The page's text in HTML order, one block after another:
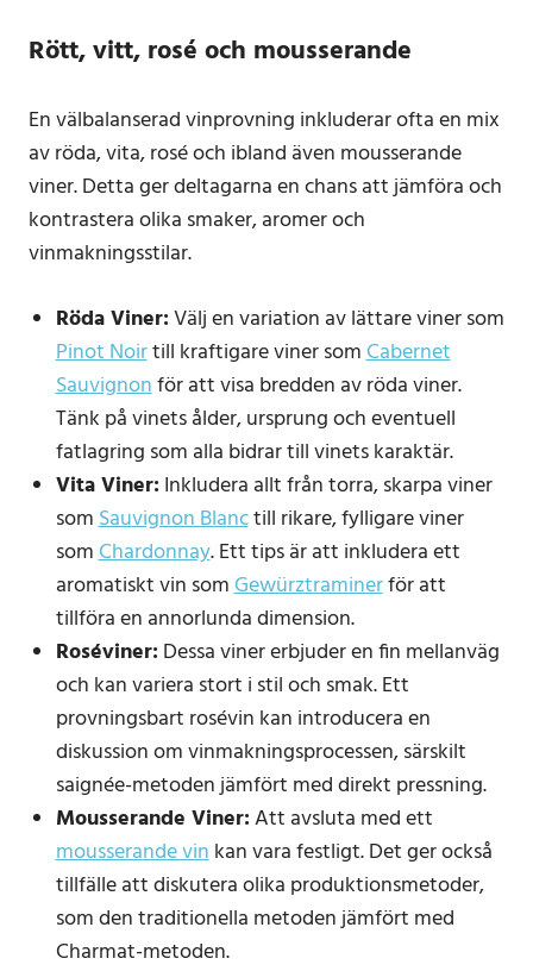
Rött, vitt, rosé och mousserande
En välbalanserad vinprovning inkluderar ofta en mix
av röda, vita, rosé och ibland även mousserande
viner. Detta ger deltagarna en chans att jämföra och
kontrastera olika smaker, aromer och
vinmakningsstilar.
Röda Viner:Välj en variation av lättare viner som
Pinot Noirtill kraftigare viner somCabernet
Sauvignonför att visa bredden av röda viner.
Tänk på vinets ålder, ursprung och eventuell
fatlagring som alla bidrar till vinets karaktär.
Vita Viner:Inkludera allt från torra, skarpa viner
somSauvignon Blanctill rikare, fylligare viner
somChardonnay. Ett tips är att inkludera ett
aromatiskt vin somGewürztraminerför att
tillföra en annorlunda dimension.
Roséviner:Dessa viner erbjuder en fin mellanväg
och kan variera stort i stil och smak. Ett
provningsbart rosévin kan introducera en
diskussion om vinmakningsprocessen, särskilt
saignée-metoden jämfört med direkt pressning.
Mousserande Viner:Att avsluta med ett
mousserande vinkan vara festligt. Det ger också
tillfälle att diskutera olika produktionsmetoder,
som den traditionella metoden jämfört med
Charmat-metoden.